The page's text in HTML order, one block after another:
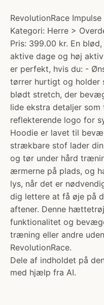
RevolutionRace
Kategori: Herre >
Pris: 399.00 kr. En
aktive dage og høj
er perfekt, hvis du: -
tørrer hurtigt og
blødt stretch, der
lide ekstra detaljer
reflekterende logo for
Hoodie er lavet til
strækbare stof lader
og tør under hård
ærmerne på plads, og
lys, når det er
dig lettere at få øje på
aftener. Denne
funktionalitet og
træning eller andre
RevolutionRace.
Dele af indholdet på
med hjælp fra AI.